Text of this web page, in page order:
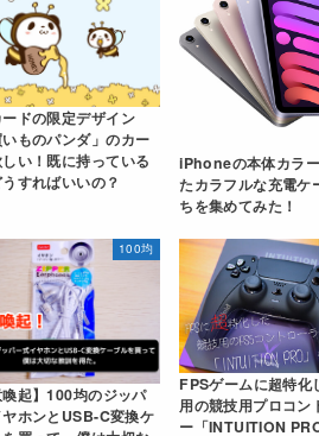
ドの限定デザイン
いものパンダ」のカー
しい！既に持っている
うすればいいの？
iPhoneの本体カラ
たカラフルな充電ケ
ちを集めてみた！
100均
喚起】100均のジッパ
ホンとUSB-C変換ケ
FPSゲームに超特化
用の競技用プロコン
ー「INTUITION